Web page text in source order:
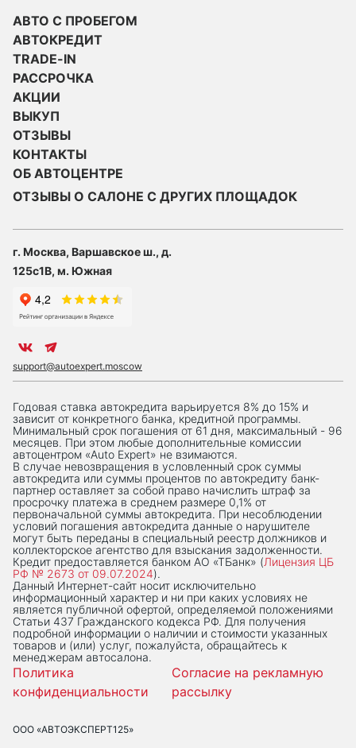
АВТО С ПРОБЕГОМ
АВТОКРЕДИТ
TRADE-IN
РАССРОЧКА
АКЦИИ
ВЫКУП
ОТЗЫВЫ
КОНТАКТЫ
ОБ АВТОЦЕНТРЕ
ОТЗЫВЫ О САЛОНЕ С ДРУГИХ ПЛОЩАДОК
г. Москва, Варшавское ш., д.
125с1В, м. Южная
support@autoexpert.moscow
Годовая ставка автокредита варьируется 8% до 15% и
зависит от конкретного банка, кредитной программы.
Минимальный срок погашения от 61 дня, максимальный - 96
месяцев. При этом любые дополнительные комиссии
автоцентром «Auto Expert» не взимаются.
В случае невозвращения в условленный срок суммы
автокредита или суммы процентов по автокредиту банк-
партнер оставляет за собой право начислить штраф за
просрочку платежа в среднем размере 0,1% от
первоначальной суммы автокредита. При несоблюдении
условий погашения автокредита данные о нарушителе
могут быть переданы в специальный реестр должников и
коллекторское агентство для взыскания задолженности.
Кредит предоставляется банком АО «ТБанк» (Лицензия ЦБ
РФ № 2673 от 09.07.2024).
Данный Интернет-сaйт носит исключительно
информационный характер и ни при каких условиях не
является публичной офертой, определяемой положениями
Статьи 437 Гражданского кодекса РФ. Для получения
подробной информации о наличии и стоимости указанных
товаров и (или) услуг, пожалуйста, обращайтесь к
менеджерам автосалона.
Политика
конфиденциальности
Согласие на рекламную
рассылку
ООО «АВТОЭКСПЕРТ125»